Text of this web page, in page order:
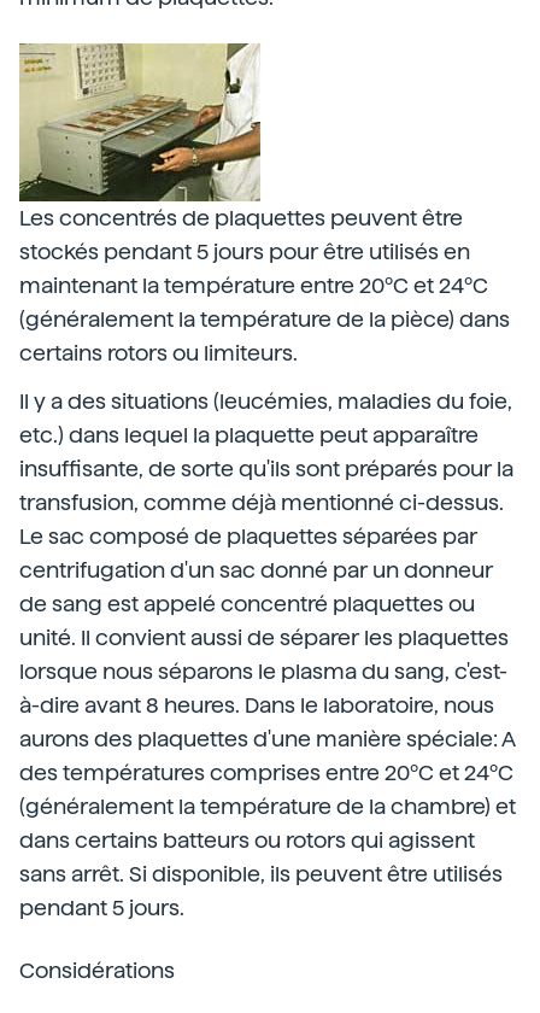
Les concentrés de plaquettes peuvent être
stockés pendant 5 jours pour être utilisés en
maintenant la température entre 20ºC et 24ºC
(généralement la température de la pièce) dans
certains rotors ou limiteurs.
Il y a des situations (leucémies, maladies du foie,
etc.) dans lequel la plaquette peut apparaître
insuffisante, de sorte qu'ils sont préparés pour la
transfusion, comme déjà mentionné ci-dessus.
Le sac composé de plaquettes séparées par
centrifugation d'un sac donné par un donneur
de sang est appelé concentré plaquettes ou
unité. Il convient aussi de séparer les plaquettes
lorsque nous séparons le plasma du sang, c'est-
à-dire avant 8 heures. Dans le laboratoire, nous
aurons des plaquettes d'une manière spéciale: A
des températures comprises entre 20ºC et 24ºC
(généralement la température de la chambre) et
dans certains batteurs ou rotors qui agissent
sans arrêt. Si disponible, ils peuvent être utilisés
pendant 5 jours.
Considérations